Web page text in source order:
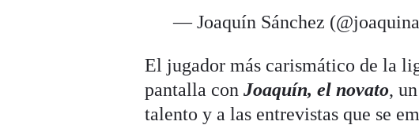
— Joaquín Sánchez
El jugador más carismático de la
pantalla conJoaquín, el novato,
talento y a las entrevistas que se